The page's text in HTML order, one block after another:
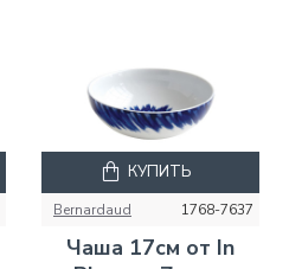
Bernardaud 1768-7637
Чаша 17см от In
КУПИТЬ